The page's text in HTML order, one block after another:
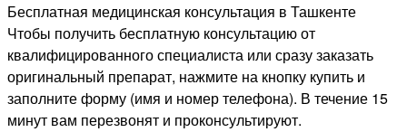
Бесплатная медицинская консультация в Ташкенте
Чтобы получить бесплатную консультацию от
квалифицированного специалиста или сразу заказать
оригинальный препарат, нажмите на кнопку купить и
заполните форму (имя и номер телефона). В течение 15
минут вам перезвонят и проконсультируют.